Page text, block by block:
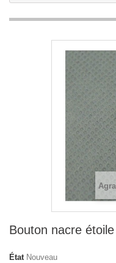
Bouton nacre
État Nouveau